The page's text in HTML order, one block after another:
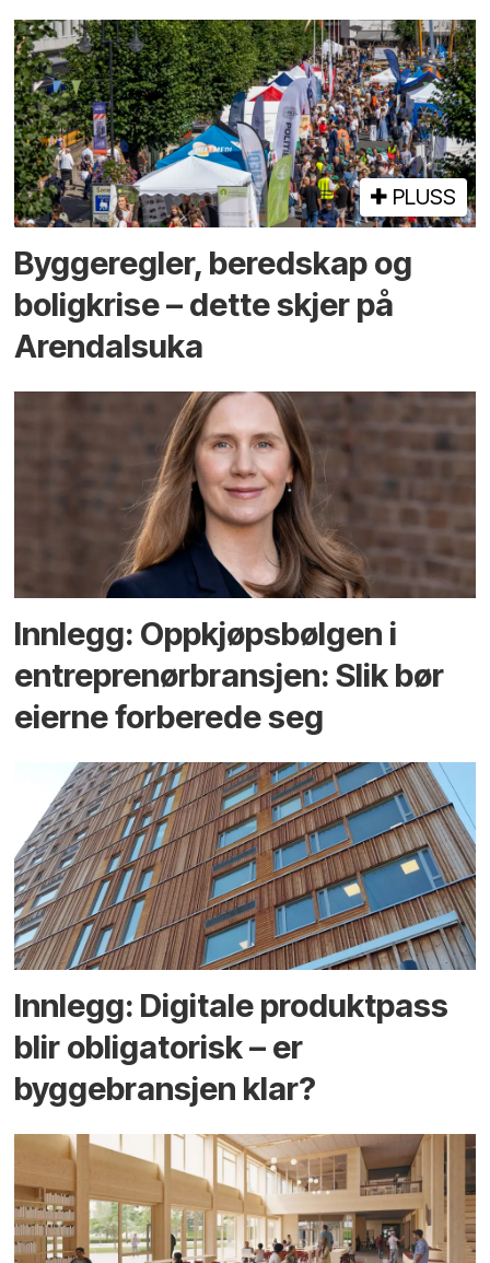
PLUSS
Bygge­regler, beredskap og
bolig­krise – dette skjer på
Arendals­uka
Innlegg: Oppkjøps­bølgen i
entreprenør­bransjen: Slik bør
eierne forberede seg
Innlegg: Digitale produktpass
blir obligatorisk – er
byggebransjen klar?